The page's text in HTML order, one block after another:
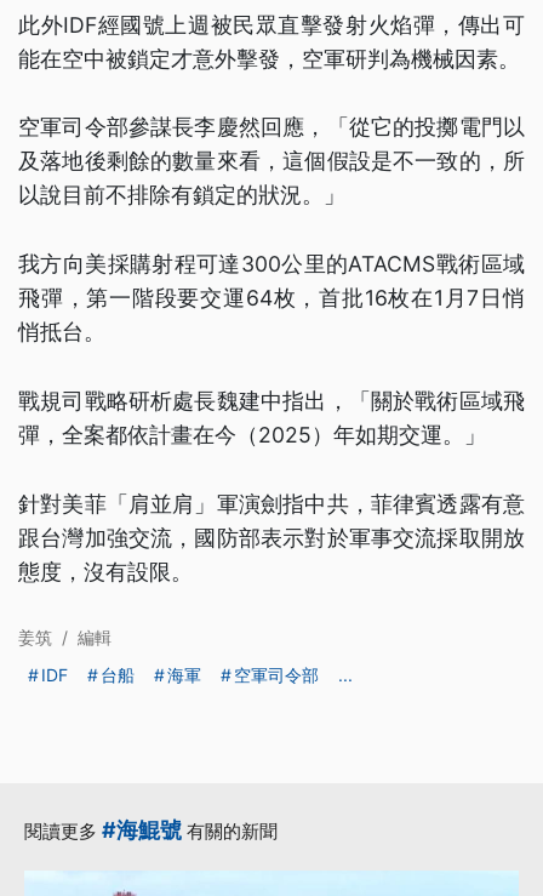
此外IDF經國號上週被民眾直擊發射火焰彈，傳出可
能在空中被鎖定才意外擊發，空軍研判為機械因素。
空軍司令部參謀長李慶然回應，「從它的投擲電門以
及落地後剩餘的數量來看，這個假設是不一致的，所
以說目前不排除有鎖定的狀況。」
我方向美採購射程可達300公里的ATACMS戰術區域
飛彈，第一階段要交運64枚，首批16枚在1月7日悄
悄抵台。
戰規司戰略研析處長魏建中指出，「關於戰術區域飛
彈，全案都依計畫在今（2025）年如期交運。」
針對美菲「肩並肩」軍演劍指中共，菲律賓透露有意
跟台灣加強交流，國防部表示對於軍事交流採取開放
態度，沒有設限。
姜筑 / 編輯
IDF
台船 海軍 空軍司令部 ...
閱讀更多 #海鯤號 有關的新聞